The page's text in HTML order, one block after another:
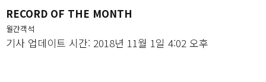
RECORD OF THE MONTH
월간객석
기사 업데이트 시간: 2018년 11월 1일 4:02 오후